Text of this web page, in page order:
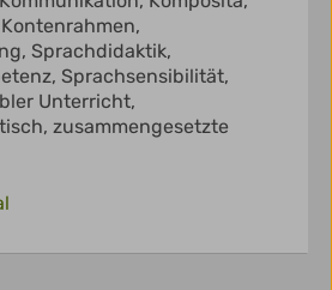
Kontenrahmen,
Sprachdidaktik,
Sprachsensibilität,
Unterricht,
zusammengesetzte